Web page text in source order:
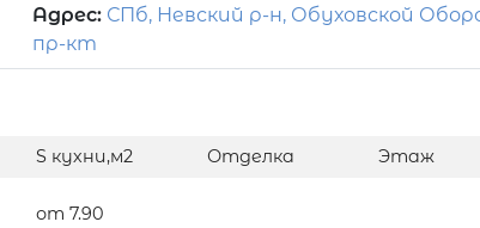
Адрес: СПб, Невский р-н, Обуховской
пр-кт
S кухни,м2 Отделка Этаж
от 7.90